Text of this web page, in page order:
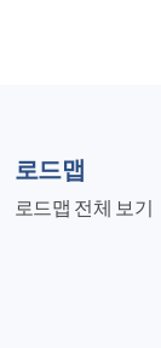
로드맵
로드맵 전체 보기